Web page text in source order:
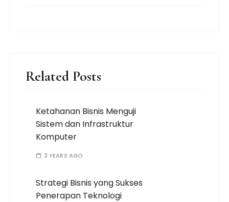
Related Posts
Ketahanan Bisnis Menguji
Sistem dan Infrastruktur
Komputer
3 YEARS AGO
Strategi Bisnis yang Sukses
Penerapan Teknologi